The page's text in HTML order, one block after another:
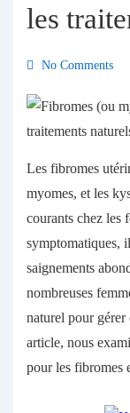
les
No Comments
Les fibromes
myomes, et les
courants chez les
symptomatiques,
saignements
nombreuses
naturel pour
article, nous
pour les fibromes